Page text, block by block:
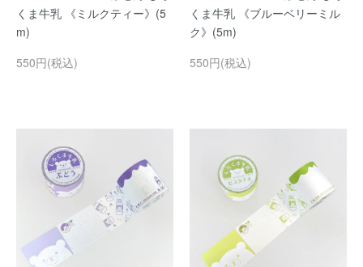
くま牛乳 《ミルクティー》(5
m)
550円(税込)
くま牛乳 《ブルーベリーミル
ク》(5m)
550円(税込)